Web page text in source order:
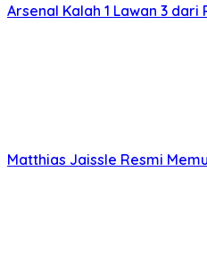
Arsenal Kalah 1 Lawan 3
Matthias Jaissle Resmi